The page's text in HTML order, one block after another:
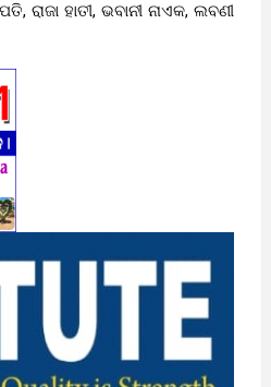
ହାତୀ, ଭବାନୀ ନାଏକ, ଲବଣୀ